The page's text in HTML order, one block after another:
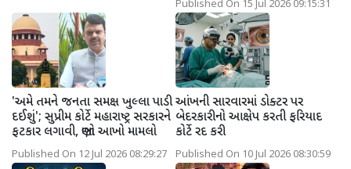
Published On 15 Jul 2026 09:15:31
'અમે તમને જનતા સમક્ષ ખુલ્લા પાડી
દઈશું'; સુપ્રીમ કોર્ટે મહારાષ્ટ્ર સરકારને
ફટકાર લગાવી, જાણો આખો મામલો
Published On 12 Jul 2026 08:29:27
આંખની સારવારમાં ડોક્ટર પર
બેદરકારીનો આક્ષેપ કરતી ફરિયાદ
કોર્ટે રદ કરી
Published On 10 Jul 2026 08:30:59